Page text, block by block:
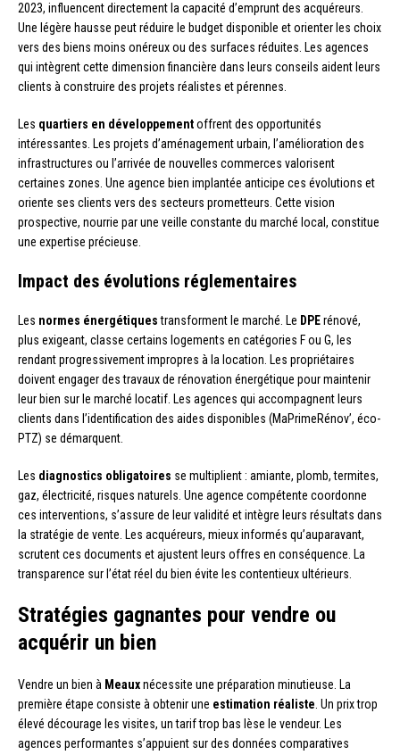
2023, influencent directement la capacité d’emprunt des acquéreurs.
Une légère hausse peut réduire le budget disponible et orienter les choix
vers des biens moins onéreux ou des surfaces réduites. Les agences
qui intègrent cette dimension financière dans leurs conseils aident leurs
clients à construire des projets réalistes et pérennes.
Les quartiers en développementoffrent des opportunités
intéressantes. Les projets d’aménagement urbain, l’amélioration des
infrastructures ou l’arrivée de nouvelles commerces valorisent
certaines zones. Une agence bien implantée anticipe ces évolutions et
oriente ses clients vers des secteurs prometteurs. Cette vision
prospective, nourrie par une veille constante du marché local, constitue
une expertise précieuse.
Impact des évolutions réglementaires
Les normes énergétiquestransforment le marché. Le DPErénové,
plus exigeant, classe certains logements en catégories F ou G, les
rendant progressivement impropres à la location. Les propriétaires
doivent engager des travaux de rénovation énergétique pour maintenir
leur bien sur le marché locatif. Les agences qui accompagnent leurs
clients dans l’identification des aides disponibles (MaPrimeRénov’, éco-
PTZ) se démarquent.
Les diagnostics obligatoires se multiplient : amiante, plomb, termites,
gaz, électricité, risques naturels. Une agence compétente coordonne
ces interventions, s’assure de leur validité et intègre leurs résultats dans
la stratégie de vente. Les acquéreurs, mieux informés qu’auparavant,
scrutent ces documents et ajustent leurs offres en conséquence. La
transparence sur l’état réel du bien évite les contentieux ultérieurs.
Stratégies gagnantes pour vendre ou
acquérir un bien
Vendre un bien à Meauxnécessite une préparation minutieuse. La
première étape consiste à obtenir une estimation réaliste. Un prix trop
élevé décourage les visites, un tarif trop bas lèse le vendeur. Les
agences performantes s’appuient sur des données comparatives